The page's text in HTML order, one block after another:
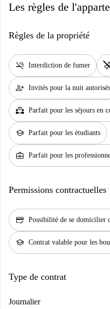
Les règles de
Règles de la propriété
smoke_free Interdiction de fumer
person_add Invités pour la nuit autorisés
partner_heart Parfait pour les séjours en
school Parfait pour les étudiants
business_center Parfait pour les
Permissions contractuelles
credit_score Possibilité de se domicilier
school Contrat valable pour les
Type de contrat
Journalier